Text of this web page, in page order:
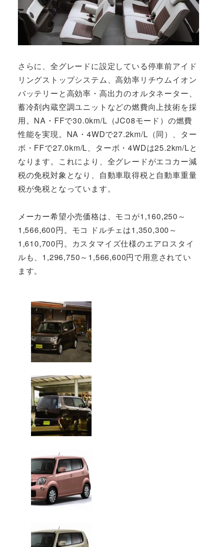
さらに、全グレードに設定している停車前アイド
リングストップシステム、高効率リチウムイオン
バッテリーと高効率・高出力のオルタネーター、
蓄冷剤内蔵空調ユニットなどの燃費向上技術を採
用。NA・FFで30.0km/L（JC08モード）の燃費
性能を実現。NA・4WDで27.2km/L（同）、ター
ボ・FFで27.0km/L、ターボ・4WDは25.2km/Lと
なります。これにより、全グレードがエコカー減
税の免税対象となり、自動車取得税と自動車重量
税が免税となっています。
メーカー希望小売価格は、モコが1,160,250～
1,566,600円。モコ ドルチェは1,350,300～
1,610,700円。カスタマイズ仕様のエアロスタイ
ルも、1,296,750～1,566,600円で用意されてい
ます。